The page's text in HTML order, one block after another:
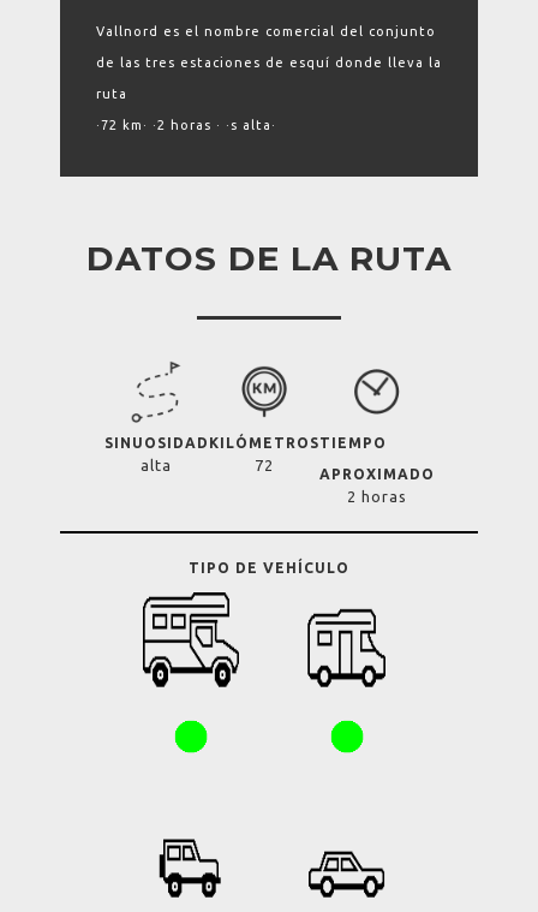
Vallnord es el nombre comercial del conjunto
de las tres estaciones de esquí donde lleva la
ruta
·72 km· ·2 horas · ·s alta·
DATOS DE LA RUTA
SINUOSIDAD
alta
KILÓMETROS
72
TIEMPO
APROXIMADO
2 horas
TIPO DE VEHÍCULO